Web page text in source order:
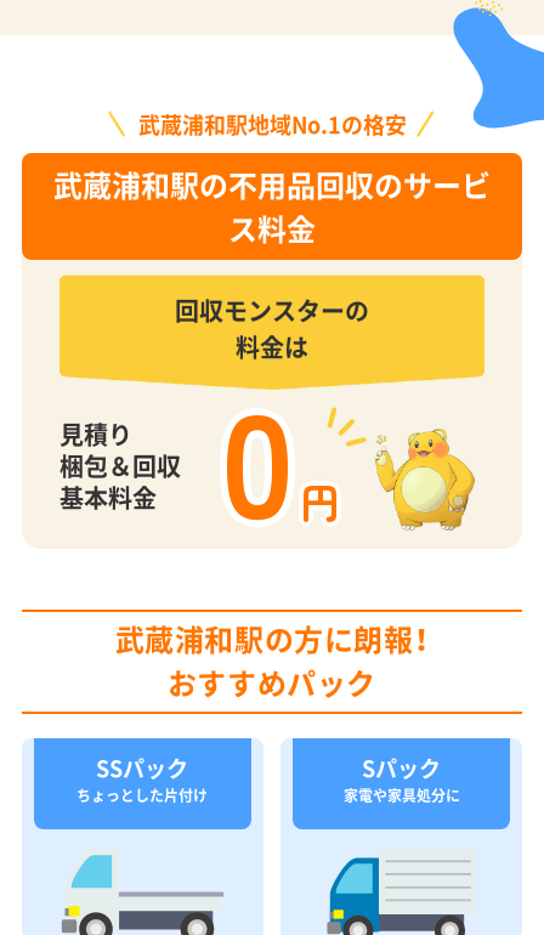
武蔵浦和駅地域No.1の格安
武蔵浦和駅の不用品回収のサービ
ス料金
回収モンスターの
料金は
見積り
梱包＆回収
基本料金
0円
武蔵浦和駅の方に朗報！
おすすめパック
SSパック
ちょっとした片付け
Sパック
家電や家具処分に